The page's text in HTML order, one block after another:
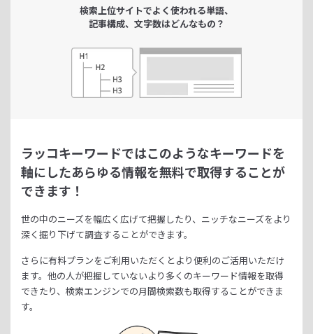
検索上位サイトでよく使われる単語、
記事構成、文字数はどんなもの？
ラッコキーワードではこのようなキーワードを
軸にしたあらゆる情報を無料で取得することが
できます！
世の中のニーズを幅広く広げて把握したり、 ニッチなニーズをより
深く掘り下げて調査することができます。
さらに有料プランをご利用いただくとより便利のご活用いただけ
ます。 他の人が把握していないより多くのキーワード情報を取得
できたり、 検索エンジンでの月間検索数も取得することができま
す。